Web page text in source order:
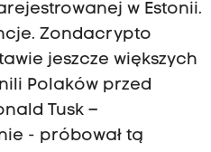
w Estonii.
Zondacrypto
jeszcze większych
Polaków przed
Tusk –
- próbował tą